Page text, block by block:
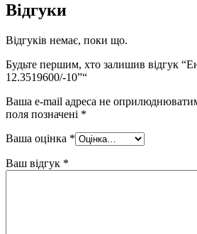
Відгуки
Відгуків немає, поки що.
Будьте першим, хто залишив відгук
12.3519600/-10”“
Ваша e-mail адреса не
поля позначені *
Ваша оцінка *
Ваш відгук *